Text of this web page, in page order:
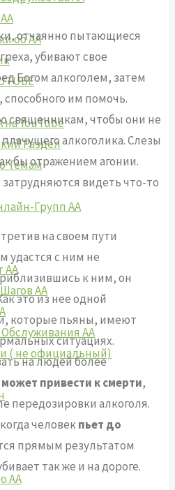
об АА
YouTube
Раздел
Темам
Групп АА
АА
АА
АА
( не официальный)
АА
отчаянно пытающиеся
убивают свое
Богом алкоголем, затем
им помочь.
священникам, чтобы они не
алкоголика. Слезы
бы отражением агонии.
видеть что-то
на своем пути
удастся с ним не
к ним, он
это из нее одной
которые пьяны, имеют
ситуациях.
на людей более
привести к смерти,
передозировки алкоголя.
человекпьет до
прямым результатом
так же и на дороге.